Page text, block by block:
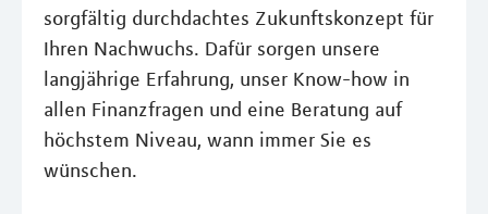
sorgfältig durchdachtes Zukunftskonzept für
Ihren Nachwuchs. Dafür sorgen unsere
langjährige Erfahrung, unser Know-how in
allen Finanzfragen und eine Beratung auf
höchstem Niveau, wann immer Sie es
wünschen.